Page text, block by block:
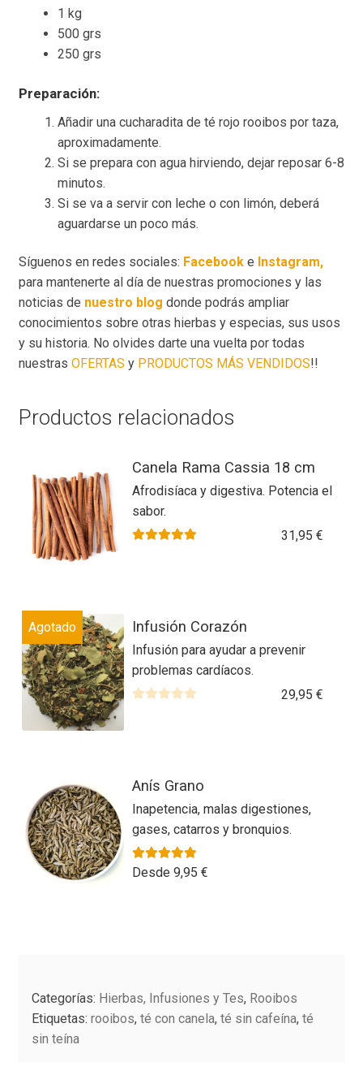
1 kg
500 grs
250 grs
Preparación:
Añadir una cucharadita de té rojo rooibos por taza,
aproximadamente.
Si se prepara con agua hirviendo, dejar reposar 6-8
minutos.
Si se va a servir con leche o con limón, deberá
aguardarse un poco más.
Síguenos en redes sociales: Facebooke Instagram,
para mantenerte al día de nuestras promociones y las
noticias de nuestro blog donde podrás ampliar
conocimientos sobre otras hierbas y especias, sus usos
y su historia. No olvides darte una vuelta por todas
nuestras OFERTAS y PRODUCTOS MÁS VENDIDOS!!
Productos relacionados
Canela Rama Cassia 18 cm
Afrodisíaca y digestiva. Potencia el
sabor.
31,95€
producto
tiene
múltiples
variantes.
elegir
en
la
página
de
Agotado Infusión Corazón
Infusión para ayudar a prevenir
problemas cardíacos.
r
d
o
c
o
29,95€
producto
tiene
múltiples
variantes.
Las
la
página
Anís Grano
Inapetencia, malas digestiones,
gases, catarros y bronquios.
Valorado con
Desde 9,95 €
múltiples
variantes.
Categorías: Hierbas, Infusiones y Tes, Rooibos
Etiquetas: rooibos, té con canela, té sin cafeína, té
sin teína